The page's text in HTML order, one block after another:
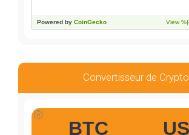
Convertisseur de Crypto